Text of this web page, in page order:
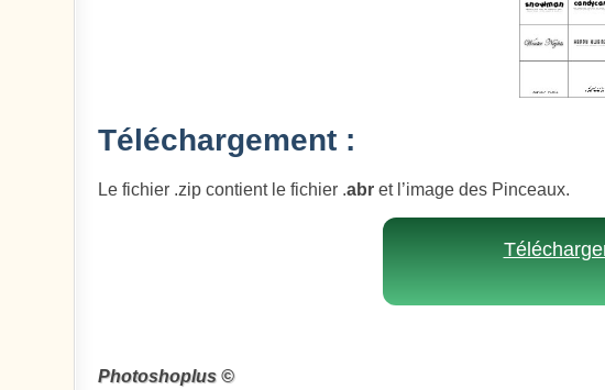
Téléchargement :
Le fichier .zip contient le fichier .abr et l’image des Pinceaux.
Photoshoplus ©